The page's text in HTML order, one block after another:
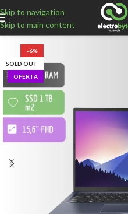
Skip to navigation
Skip to main content
-6%
SOLD OUT
OFERTA